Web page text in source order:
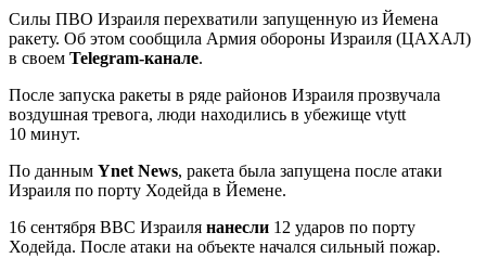
Силы ПВО Израиля перехватили запущенную из Йемена
ракету. Об этом сообщила Армия обороны Израиля (ЦАХАЛ)
в своем Telegram-канале.
После запуска ракеты в ряде районов Израиля прозвучала
воздушная тревога, люди находились в убежище vtytt
10 минут.
По данным Ynet News, ракета была запущена после атаки
Израиля по порту Ходейда в Йемене.
16 сентября ВВС Израиля нанесли 12 ударов по порту
Ходейда. После атаки на объекте начался сильный пожар.